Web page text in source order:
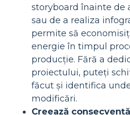
storyboard înainte de
sau de a realiza
permite să
energie în timpul
producție. Fără a
proiectului, puteți
făcut și identifica
modificări.
Creează